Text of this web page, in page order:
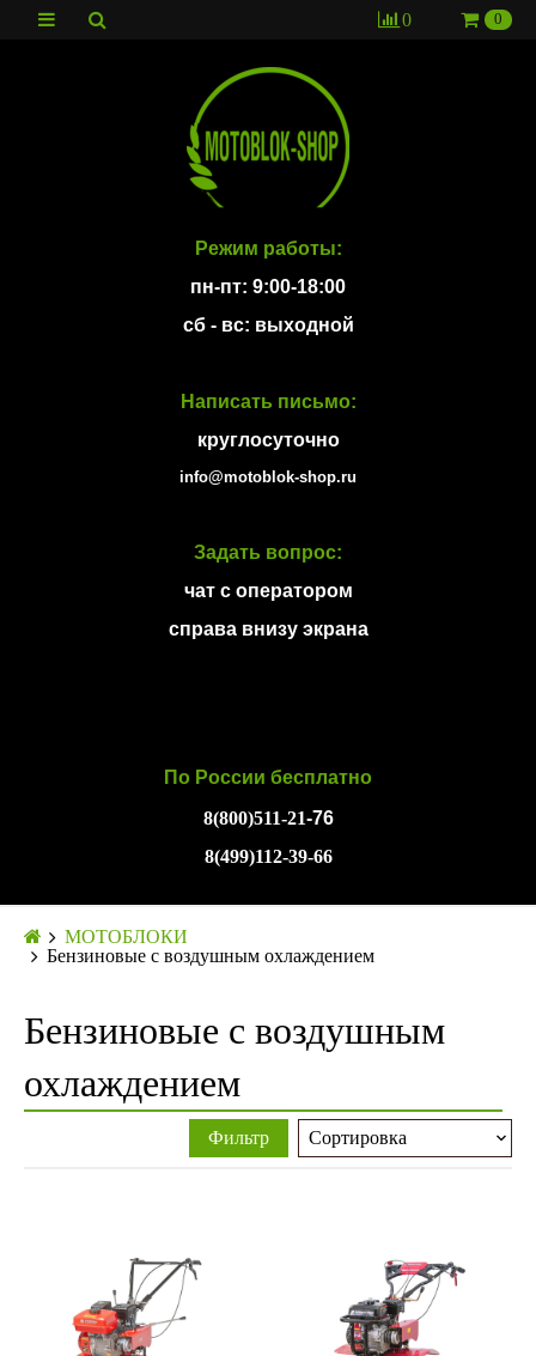
0 0
Режим работы:
пн-пт: 9:00-18:00
сб - вс: выходной
Написать письмо:
круглосуточно
info@motoblok-shop.ru
Задать вопрос:
чат с оператором
справа внизу экрана
По России бесплатно
8(800)511-21-76
8(499)112-39-66
МОТОБЛОКИ
Бензиновые с воздушным охлаждением
Бензиновые с воздушным
охлаждением
Фильтр